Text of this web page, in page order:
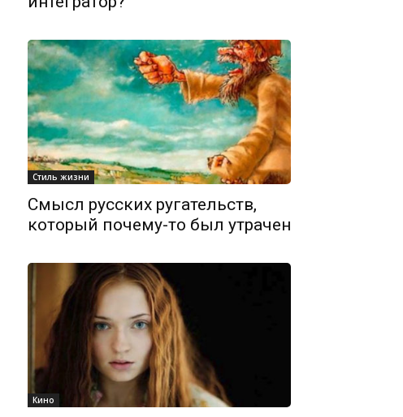
Стиль жизни
Смысл русских ругательств,
который почему-то был утрачен
Кино